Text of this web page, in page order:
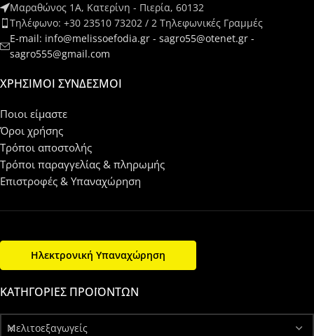
Μαραθώνος 1Α, Κατερίνη - Πιερία, 60132
Τηλέφωνο: +30 23510 73202 / 2 Τηλεφωνικές Γραμμές
E-mail: info@melissoefodia.gr - sagro55@otenet.gr -
sagro555@gmail.com
ΧΡΉΣΙΜΟΙ ΣΎΝΔΕΣΜΟΙ
Ποιοι είμαστε
Όροι χρήσης
Τρόποι αποστολής
Τρόποι παραγγελίας & πληρωμής
Επιστροφές & Υπαναχώρηση
Ηλεκτρονική Υπαναχώρηση
ΚΑΤΗΓΟΡΊΕΣ ΠΡΟΪΌΝΤΩΝ
Μελιτοεξαγωγείς